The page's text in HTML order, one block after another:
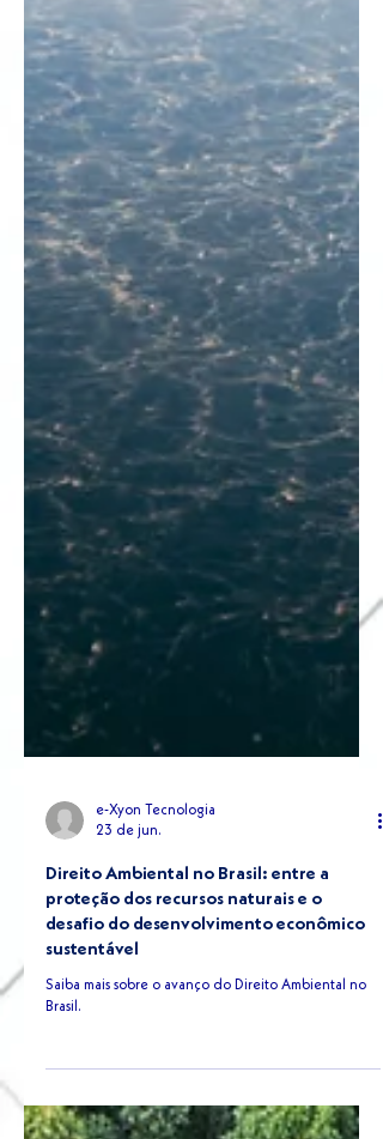
e-Xyon Tecnologia
23 de jun.
Direito Ambiental no Brasil: entre a
proteção dos recursos naturais e o
desafio do desenvolvimento econômico